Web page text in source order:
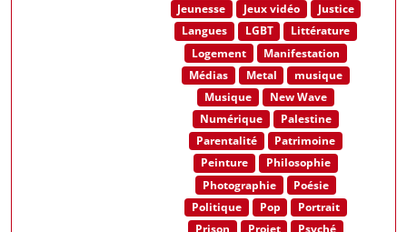
Jeunesse
Jeux vidéo
Justice
Langues
LGBT
Littérature
Logement
Manifestation
Médias
Metal
musique
Musique
New Wave
Numérique
Palestine
Parentalité
Patrimoine
Peinture
Philosophie
Photographie
Poésie
Politique
Pop
Portrait
Prison
Projet
Psyché